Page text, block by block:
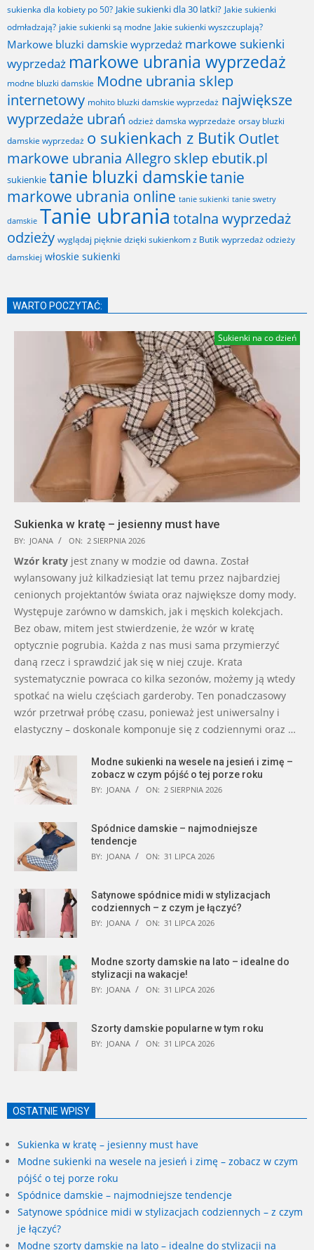
sukienka dla kobiety po 50? Jakie sukienki dla 30 latki? Jakie sukienki
odmładzają? jakie sukienki są modne Jakie sukienki wyszczuplają?
Markowe bluzki damskie wyprzedaż markowe sukienki
wyprzedaż markowe ubrania wyprzedaż
modne bluzki damskie Modne ubrania sklep
internetowy mohito bluzki damskie wyprzedaż największe
wyprzedaże ubrań odzież damska wyprzedaże orsay bluzki
damskie wyprzedaż o sukienkach z Butik Outlet
markowe ubrania Allegro sklep ebutik.pl
sukienkie tanie bluzki damskietanie
markowe ubrania online tanie sukienki tanie swetry
damskie Tanie ubrania totalna wyprzedaż
odzieży wyglądaj pięknie dzięki sukienkom z Butik wyprzedaż odzieży
damskiej włoskie sukienki
WARTO POCZYTAĆ:
Sukienki na co dzień
Sukienka w kratę – jesienny must have
BY: JOANA ON: 2 SIERPNIA 2026
Wzór kraty jest znany w modzie od dawna. Został
wylansowany już kilkadziesiąt lat temu przez najbardziej
cenionych projektantów świata oraz największe domy mody.
Występuje zarówno w damskich, jak i męskich kolekcjach.
Bez obaw, mitem jest stwierdzenie, że wzór w kratę
optycznie pogrubia. Każda z nas musi sama przymierzyć
daną rzecz i sprawdzić jak się w niej czuje. Krata
systematycznie powraca co kilka sezonów, możemy ją wtedy
spotkać na wielu częściach garderoby. Ten ponadczasowy
wzór przetrwał próbę czasu, ponieważ jest uniwersalny i
elastyczny – doskonale komponuje się z codziennymi oraz …
Modne sukienki na wesele na jesień i zimę –
zobacz w czym pójść o tej porze roku
BY: JOANA ON: 2 SIERPNIA 2026
Spódnice damskie – najmodniejsze
tendencje
BY: JOANA ON: 31 LIPCA 2026
Satynowe spódnice midi w stylizacjach
codziennych – z czym je łączyć?
BY: JOANA ON: 31 LIPCA 2026
Modne szorty damskie na lato – idealne do
stylizacji na wakacje!
BY: JOANA ON: 31 LIPCA 2026
Szorty damskie popularne w tym roku
BY: JOANA ON: 31 LIPCA 2026
OSTATNIE WPISY
Sukienka w kratę – jesienny must have
Modne sukienki na wesele na jesień i zimę – zobacz w czym
pójść o tej porze roku
Spódnice damskie – najmodniejsze tendencje
Satynowe spódnice midi w stylizacjach codziennych – z czym
je łączyć?
Modne szorty damskie na lato – idealne do stylizacji na